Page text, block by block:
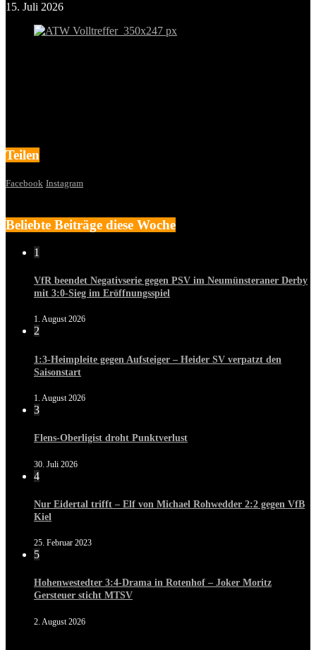
15. Juli 2026
Teilen
Facebook Instagram
Beliebte Beiträge diese Woche
1
VfR beendet Negativserie gegen PSV im Neumünsteraner Derby
mit 3:0-Sieg im Eröffnungsspiel
1. August 2026
2
1:3-Heimpleite gegen Aufsteiger – Heider SV verpatzt den
Saisonstart
1. August 2026
3
Flens-Oberligist droht Punktverlust
30. Juli 2026
4
Nur Eidertal trifft – Elf von Michael Rohwedder 2:2 gegen VfB
Kiel
25. Februar 2023
5
Hohenwestedter 3:4-Drama in Rotenhof – Joker Moritz
Gersteuer sticht MTSV
2. August 2026